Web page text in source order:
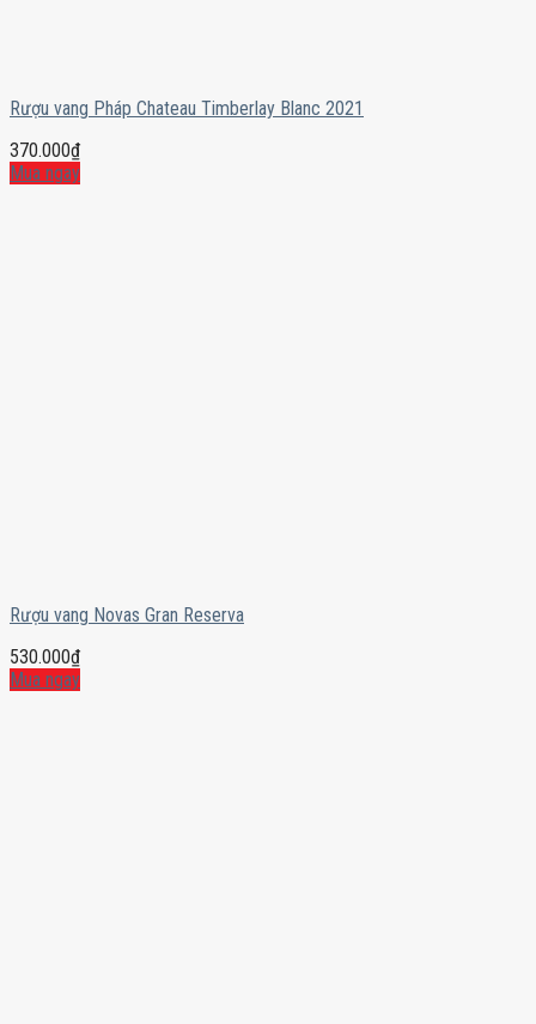
Rượu vang Pháp Chateau Timberlay Blanc 2021
370.000₫
Mua ngay
Rượu vang Novas Gran Reserva
530.000₫
Mua ngay